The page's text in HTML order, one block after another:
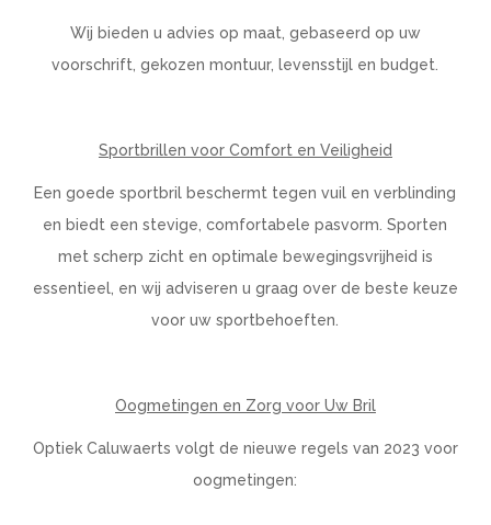
Wij bieden u advies op maat, gebaseerd op uw
voorschrift, gekozen montuur, levensstijl en budget.
Sportbrillen voor Comfort en Veiligheid
Een goede sportbril beschermt tegen vuil en verblinding
en biedt een stevige, comfortabele pasvorm. Sporten
met scherp zicht en optimale bewegingsvrijheid is
essentieel, en wij adviseren u graag over de beste keuze
voor uw sportbehoeften.
Oogmetingen en Zorg voor Uw Bril
Optiek Caluwaerts volgt de nieuwe regels van 2023 voor
oogmetingen: